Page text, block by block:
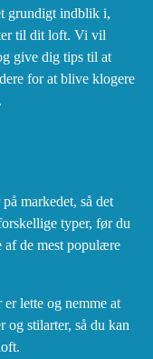
grundigt indblik i,
til dit loft. Vi vil
give dig tips til at
for at blive klogere
markedet, så det
typer, før du
de mest populære
lette og nemme at
og stilarter, så du kan